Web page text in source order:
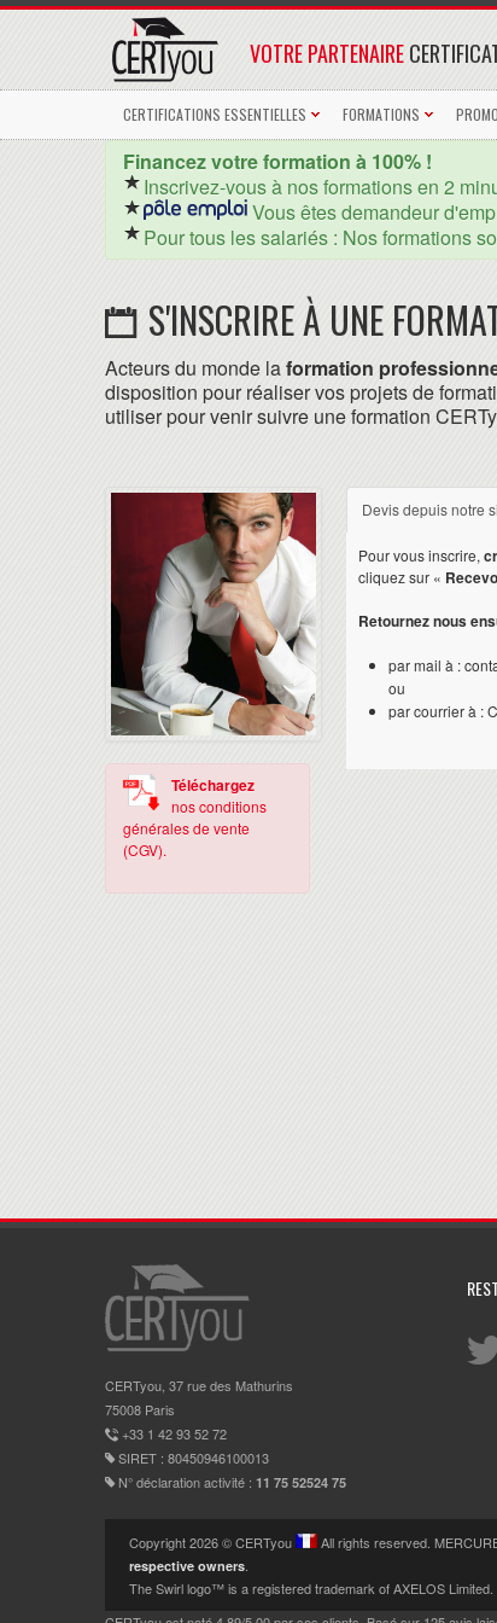
VOTRE PARTENAIRE
CERTIFICATIONS ESSENTIELLES FORMATIONS
Financez votre formation à 100% !
Inscrivez-vous à nos formations en 2
Vous êtes demandeur
Pour tous les salariés : Nos formations
S'INSCRIRE À UNE
Acteurs du monde laformation
disposition pour réaliser vos projets de
utiliser pour venir suivre une formation
Téléchargez
nos conditions
générales de vente
(CGV).
Devis depuis notre
Pour vous inscrire,
cliquez sur «
Retournez nous
par mail à :
ou
par courrier à :
CERTyou, 37 rue des Mathurins
75008 Paris
+33 1 42 93 52 72
SIRET : 80450946100013
N° déclaration activité : 11 75 52524 75
Copyright 2026 © CERTyou All rights reserved.
respective owners
The Swirl logo™ is a registered trademark of AXELOS Limited.